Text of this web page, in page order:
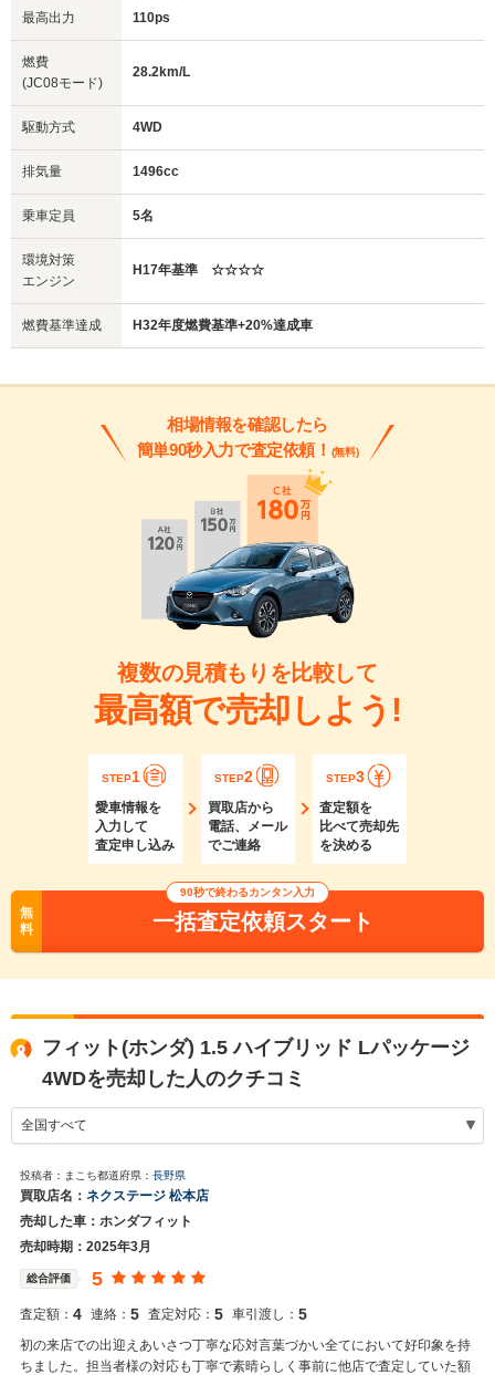
最高出力 110ps
燃費
(JC08モード)
28.2km/L
駆動方式 4WD
排気量 1496cc
乗車定員 5名
環境対策
エンジン
H17年基準 ☆☆☆☆
燃費基準達成 H32年度燃費基準+20%達成車
相場情報を確認したら
簡単90秒入力で査定依頼！ (無料)
複数の見積もりを比較して
最高額で売却しよう!
STEP1
愛車情報を
入力して
査定申し込み
STEP2
買取店から
電話、メール
でご連絡
STEP3
査定額を
比べて売却先
を決める
無
料
90秒で終わるカンタン入力
一括査定依頼スタート
フィット(ホンダ) 1.5 ハイブリッド Lパッケージ
4WDを売却した人のクチコミ
投稿者：まこち都道府県： 長野県
買取店名： ネクステージ 松本店
売却した車：ホンダフィット
売却時期：2025年3月
総合評価 5
査定額： 4 連絡： 5 査定対応： 5 車引渡し： 5
初の来店での出迎えあいさつ丁寧な応対言葉づかい全てにおいて好印象を持
ちました。担当者様の対応も丁寧で素晴らしく事前に他店で査定していた額